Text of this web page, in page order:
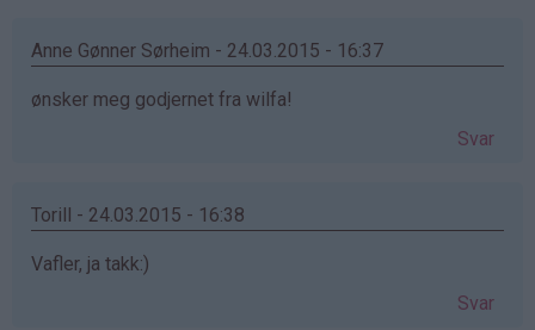
Anne Gønner Sørheim - 24.03.2015 - 16:37
ønsker meg godjernet fra wilfa!
Svar
Torill - 24.03.2015 - 16:38
Vafler, ja takk:)
Svar